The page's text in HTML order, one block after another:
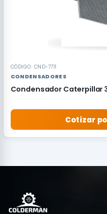
CÓDIGO: CND-7711
CONDENSADORES
Condensador Caterpillar
Cotizar